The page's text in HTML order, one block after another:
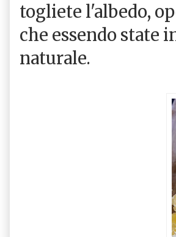
togliete l'albedo,
che essendo state
naturale.